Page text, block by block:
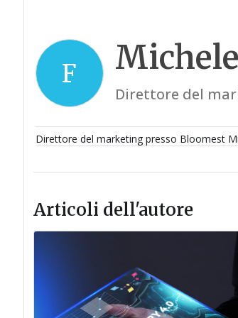
F
Direttore del
Direttore del marketing presso Bloomest
Articoli dell'autore